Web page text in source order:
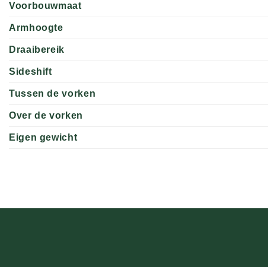
Voorbouwmaat
Armhoogte
Draaibereik
Sideshift
Tussen de vorken
Over de vorken
Eigen gewicht